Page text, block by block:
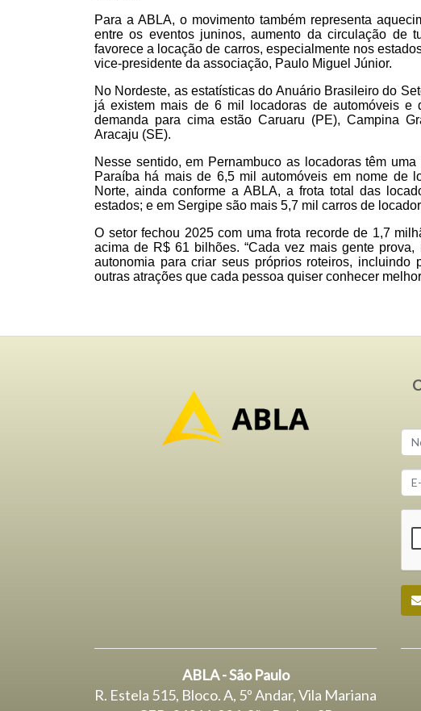
Para a ABLA, o movimento também representa
entre os eventos juninos, aumento da circulação de
favorece a locação de carros, especialmente nos
vice-presidente da associação, Paulo Miguel Júnior.
No Nordeste, as estatísticas do Anuário Brasileiro do
já existem mais de 6 mil locadoras de automóveis e
demanda para cima estão Caruaru (PE), Campina
Aracaju (SE).
Nesse sentido, em Pernambuco as locadoras têm
Paraíba há mais de 6,5 mil automóveis em nome de
Norte, ainda conforme a ABLA, a frota total das
estados; e em Sergipe são mais 5,7 mil carros de
O setor fechou 2025 com uma frota recorde de 1,7
acima de R$ 61 bilhões. “Cada vez mais gente
autonomia para criar seus próprios roteiros, incluindo
outras atrações que cada pessoa quiser conhecer
ABLA - São Paulo
R. Estela 515, Bloco. A, 5º Andar, Vila Mariana